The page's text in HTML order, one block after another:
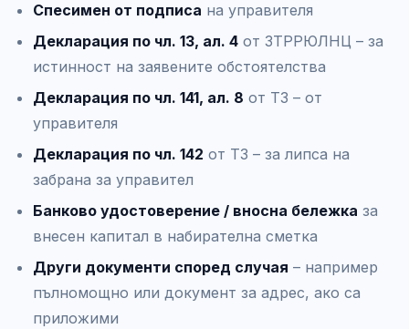
Спесимен от подписа на управителя
Декларация по чл. 13, ал. 4 от ЗТРРЮЛНЦ – за
истинност на заявените обстоятелства
Декларация по чл. 141, ал. 8 от ТЗ – от
управителя
Декларация по чл. 142 от ТЗ – за липса на
забрана за управител
Банково удостоверение / вносна бележка за
внесен капитал в набирателна сметка
Други документи според случая – например
пълномощно или документ за адрес, ако са
приложими